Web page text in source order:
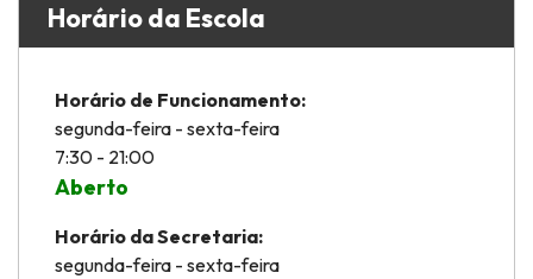
Horário da Escola
Horário de Funcionamento:
segunda-feira - sexta-feira
7:30 - 21:00
Aberto
Horário da Secretaria:
segunda-feira - sexta-feira